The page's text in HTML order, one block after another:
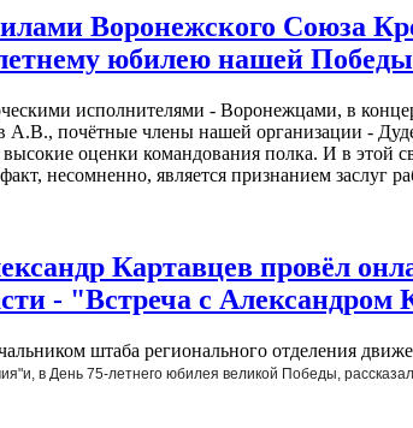
Воронежского Союза
юбилею нашей
исполнителями - Воронежцами, в
почётные члены нашей организации -
оценки командования полка. И в этой
несомненно, является признанием заслуг
Картавцев провёл
- "Встреча с
штаба регионального отделения
в День 75-летнего юбилея великой Победы,